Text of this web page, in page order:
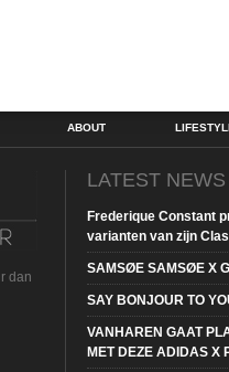
ABOUT
dan
LATEST NEWS
Frederique Constant
varianten van zijn
SAMSØE SAMSØE X
SAY BONJOUR TO
VANHAREN GAAT
MET DEZE ADIDAS X